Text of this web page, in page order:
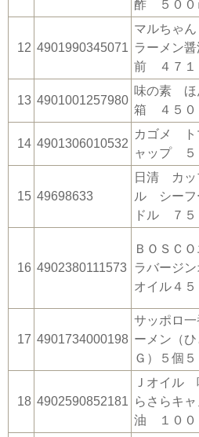
酢 ５００
12 4901990345071
マルちゃ
ラーメン醤
前 ４７１
13 4901001257980
味の素
箱 ４５０
14 4901306010532
カゴメ ト
ャップ ５
15 49698633
日清 カッ
ル シーフ
ドル ７５
16 4902380111573
ＢＯＳＣ
ラバージ
オイル４５
17 4901734000198
サッポロ一
ーメン（ひ
Ｇ）５個５
18 4902590852181
Ｊオイル
らさらキ
油 １００